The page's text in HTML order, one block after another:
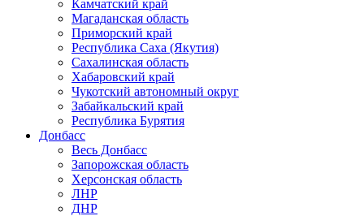
Камчатский край
Магаданская область
Приморский край
Республика Саха (Якутия)
Сахалинская область
Хабаровский край
Чукотский автономный округ
Забайкальский край
Республика Бурятия
Донбасс
Весь Донбасс
Запорожская область
Херсонская область
ЛНР
ДНР